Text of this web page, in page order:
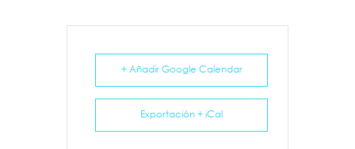
+ Añadir Google Calendar
Exportación + iCal